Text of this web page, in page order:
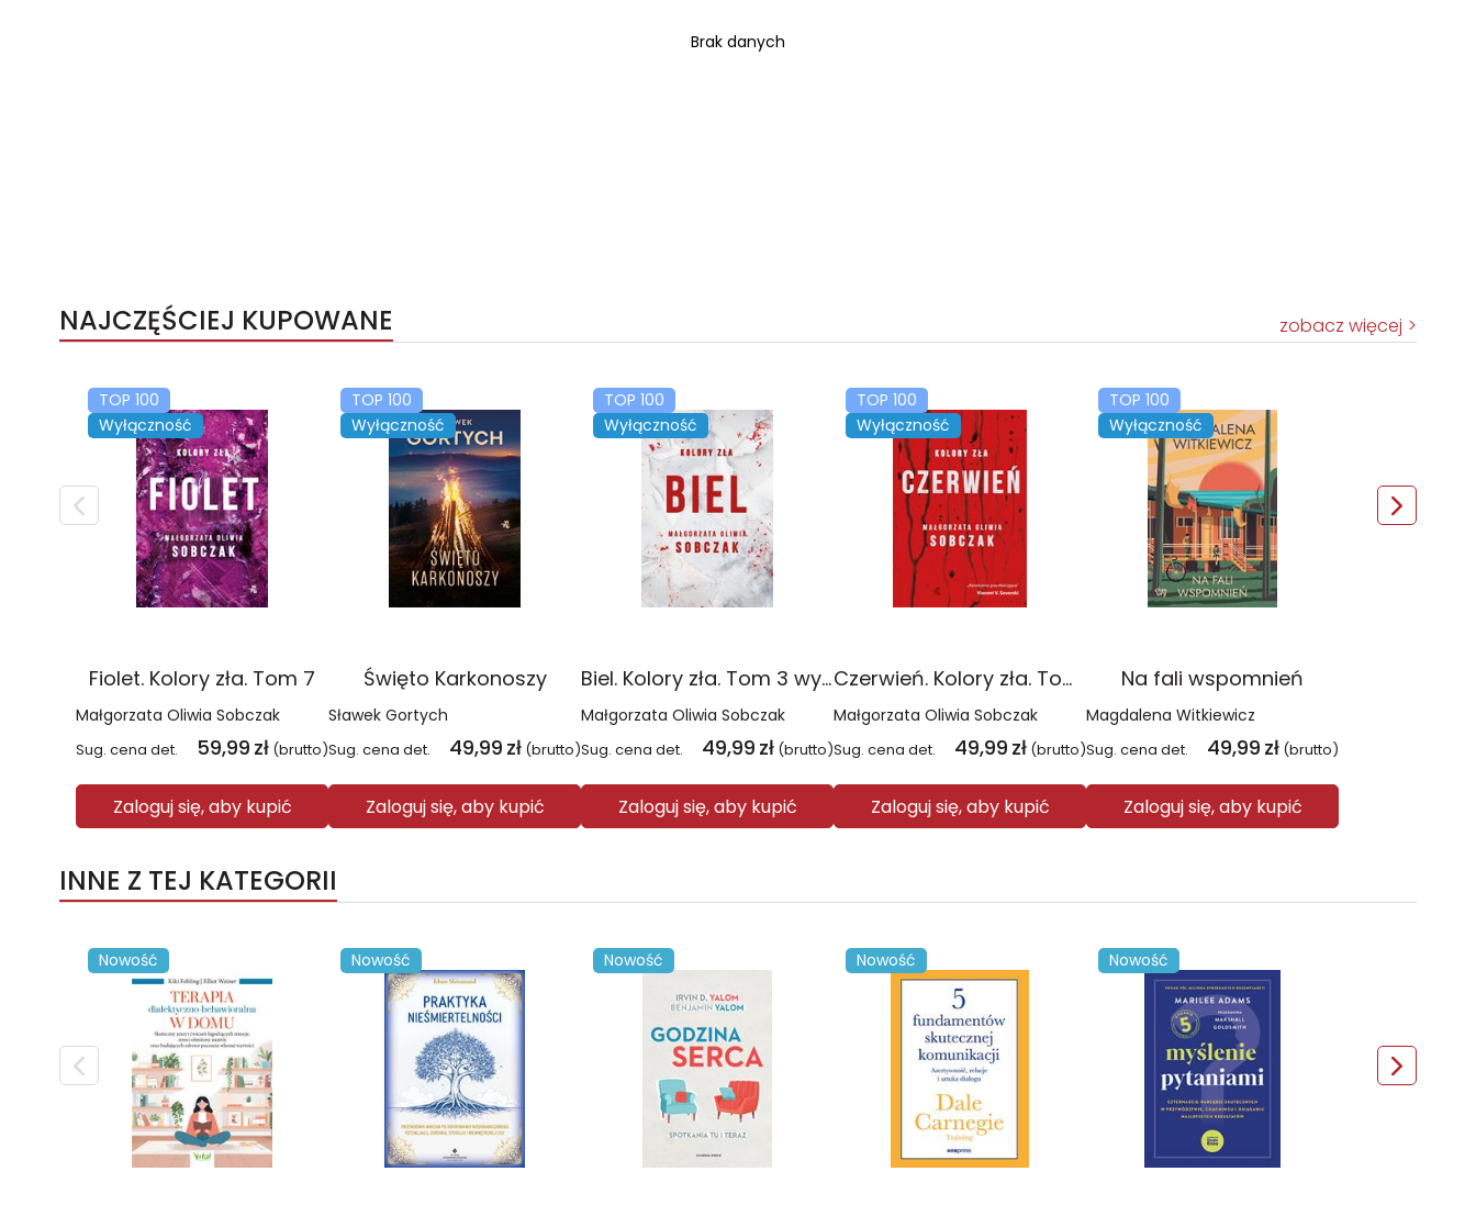
Brak danych
NAJCZĘŚCIEJ KUPOWANE zobacz więcej
TOP 100
Wyłączność
Fiolet. Kolory zła. Tom 7
Małgorzata Oliwia Sobczak
Sug. cena det. 59,99 zł (brutto)
Zaloguj się, aby kupić
TOP 100
Wyłączność
Święto Karkonoszy
Sławek Gortych
Sug. cena det. 49,99 zł (brutto)
Zaloguj się, aby kupić
TOP 100
Wyłączność
Biel. Kolory zła. Tom 3 wyd. 2025
Małgorzata Oliwia Sobczak
Sug. cena det. 49,99 zł (brutto)
Zaloguj się, aby kupić
TOP 100
Wyłączność
Czerwień. Kolory zła. Tom 1 wyd. 2025
Małgorzata Oliwia Sobczak
Sug. cena det. 49,99 zł (brutto)
Zaloguj się, aby kupić
TOP 100
Wyłączność
Na fali wspomnień
Magdalena Witkiewicz
Sug. cena det. 49,99 zł (brutto)
Zaloguj się, aby kupić
INNE Z TEJ KATEGORII
Nowość Nowość Nowość Nowość Nowość